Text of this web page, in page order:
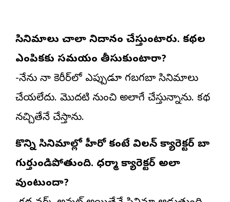
సినిమాలు చాలా నిదానంగా చేస్తుంటారు. కథల
ఎంపికకు సమయం తీసుకుంటారా?
-నేను నా కెరీర్‌లో ఎప్పుడూ గబగబా సినిమాలు
చేయలేదు. మొదటి నుంచి అలాగే చేస్తున్నాను. కథ
నచ్చితేనే చేస్తాను.
కొన్ని సినిమాల్లో హీరో కంటే విలన్ క్యారెక్టర్ బాగా
గుర్తుండిపోతుంది. ధర్మా క్యారెక్టర్ అలా
వుంటుందా?